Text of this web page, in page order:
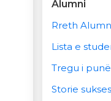
Alumni
Rreth
Lista e
Tregu i
Storie